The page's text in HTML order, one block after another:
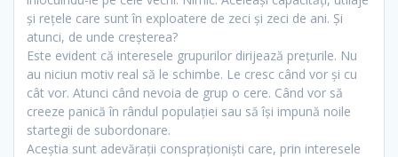
şi reţele care sunt în exploatere de zeci şi zeci de ani. Şi
atunci, de unde creşterea?
Este evident că interesele grupurilor dirijează preţurile. Nu
au niciun motiv real să le schimbe. Le cresc când vor şi cu
cât vor. Atunci când nevoia de grup o cere. Când vor să
creeze panică în rândul populaţiei sau să îşi impună noile
startegii de subordonare.
Aceştia sunt adevăraţii conspraţionişti care, prin interesele